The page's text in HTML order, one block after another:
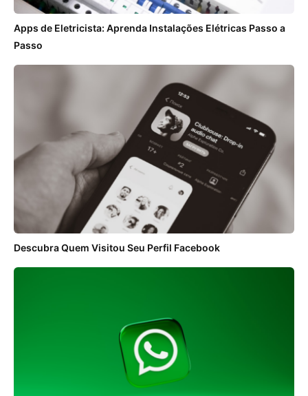
Apps de Eletricista: Aprenda Instalações Elétricas Passo a
Passo
Descubra Quem Visitou Seu Perfil Facebook